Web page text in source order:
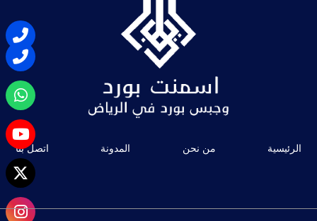
الرئيسية من نحن المدونة اتصل بنا